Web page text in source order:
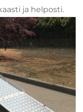
ja helposti.